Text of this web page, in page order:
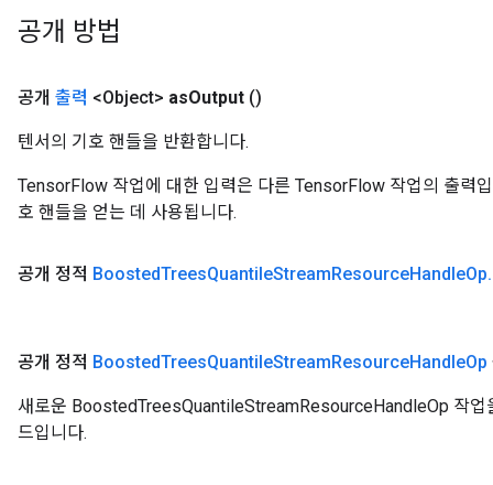
공개 방법
공개 출력 <Object> asOutput ()
텐서의 기호 핸들을 반환합니다.
TensorFlow 작업에 대한 입력은 다른 TensorFlow 작업의 출력
호 핸들을 얻는 데 사용됩니다.
공개 정적 BoostedTreesQuantileStreamResourceHandleOp.
공개 정적 BoostedTreesQuantileStreamResourceHandleOp
새로운 BoostedTreesQuantileStreamResourceHandleOp 작업
드입니다.